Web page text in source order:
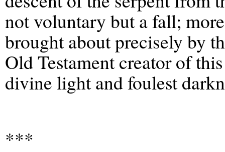
not voluntary but a fall;
brought about precisely by
Old Testament creator of
divine light and foulest
***